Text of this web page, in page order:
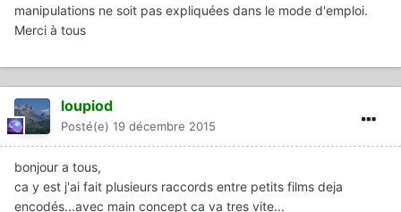
manipulations ne soit pas expliquées dans le mode d'emploi.
Merci à tous
loupiod
Posté(e) 19 décembre 2015
bonjour a tous,
ca y est j'ai fait plusieurs raccords entre petits films deja
encodés...avec main concept ca va tres vite...